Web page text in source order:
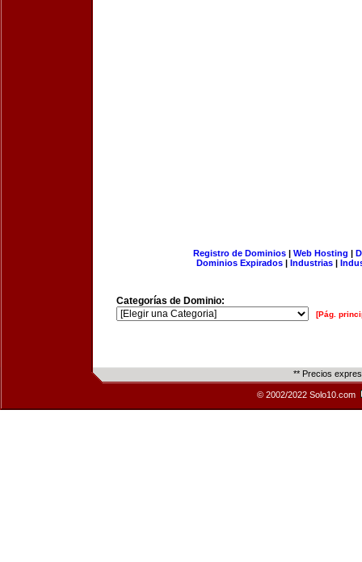
Registro de Dominios| Web Hosting |
Dominios Expirados | Industrias |
Categorías de Dominio:
[Pág.
** Precios
© 2002/2022 Solo10.com